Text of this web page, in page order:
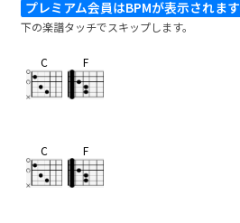
プレミアム会員はBPMが表示されます
下の楽譜タッチでスキップします。
C F
C F